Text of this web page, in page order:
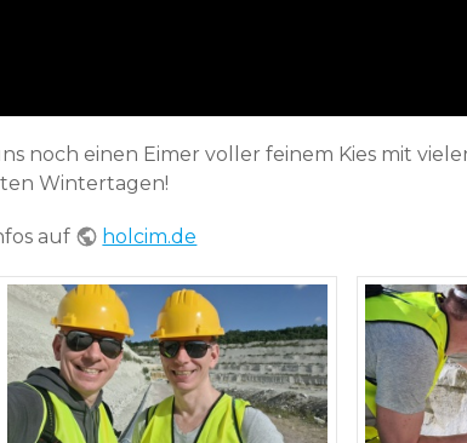
noch einen Eimer voller feinem Kies mit
Wintertagen!
auf holcim.de